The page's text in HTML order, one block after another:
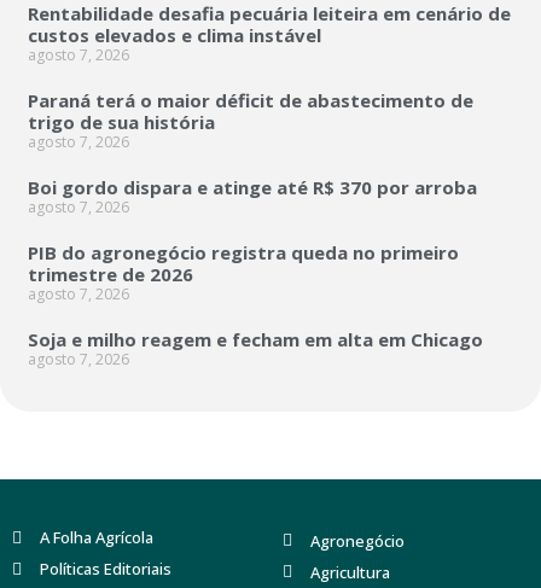
Rentabilidade desafia pecuária leiteira em cenário de
custos elevados e clima instável
agosto 7, 2026
Paraná terá o maior déficit de abastecimento de
trigo de sua história
agosto 7, 2026
Boi gordo dispara e atinge até R$ 370 por arroba
agosto 7, 2026
PIB do agronegócio registra queda no primeiro
trimestre de 2026
agosto 7, 2026
Soja e milho reagem e fecham em alta em Chicago
agosto 7, 2026
A Folha Agrícola
Políticas Editoriais
Agronegócio
Agricultura